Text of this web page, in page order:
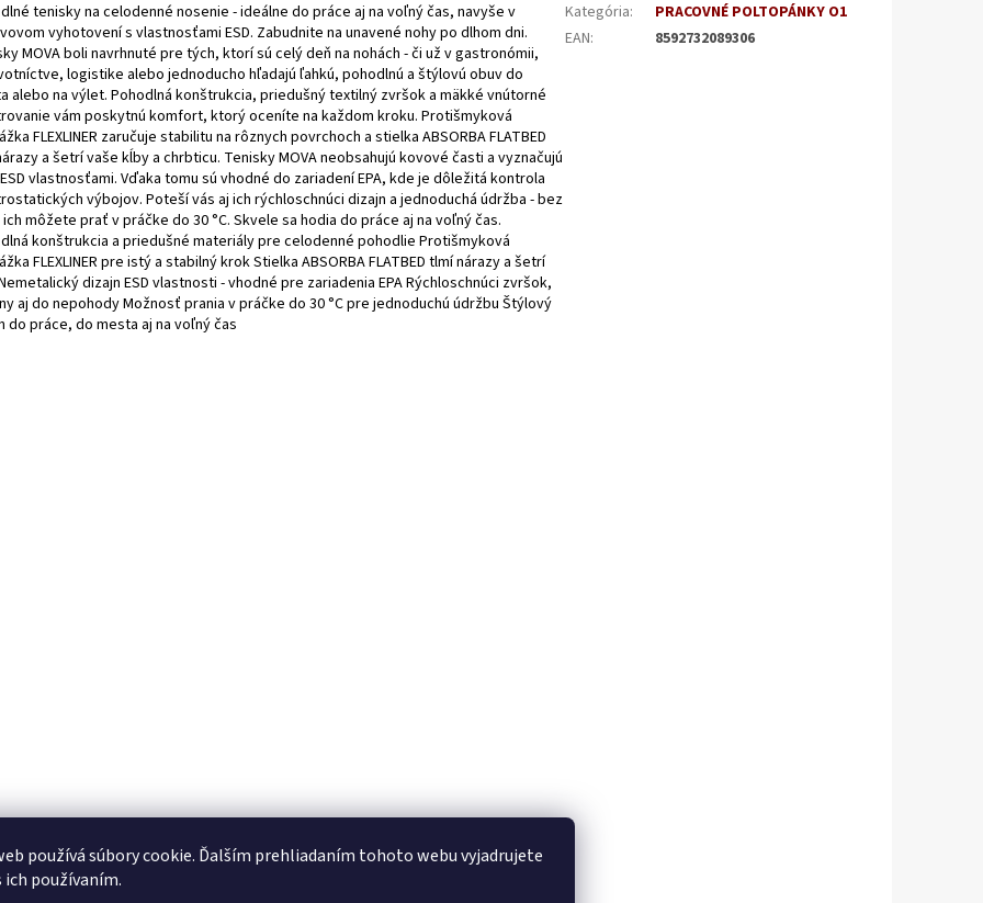
používá súbory cookie. Ďalším prehliadaním tohoto webu vyjadrujete
ich používaním.
tenisky na celodenné nosenie - ideálne do práce aj na voľný čas, navyše v
vyhotovení s vlastnosťami ESD. Zabudnite na unavené nohy po dlhom dni.
MOVA boli navrhnuté pre tých, ktorí sú celý deň na nohách - či už v gastronómii,
logistike alebo jednoducho hľadajú ľahkú, pohodlnú a štýlovú obuv do
alebo na výlet. Pohodlná konštrukcia, priedušný textilný zvršok a mäkké vnútorné
vám poskytnú komfort, ktorý oceníte na každom kroku. Protišmyková
FLEXLINER zaručuje stabilitu na rôznych povrchoch a stielka ABSORBA FLATBED
a šetrí vaše kĺby a chrbticu. Tenisky MOVA neobsahujú kovové časti a vyznačujú
vlastnosťami. Vďaka tomu sú vhodné do zariadení EPA, kde je dôležitá kontrola
výbojov. Poteší vás aj ich rýchloschnúci dizajn a jednoduchá údržba - bez
môžete prať v práčke do 30 °C. Skvele sa hodia do práce aj na voľný čas.
konštrukcia a priedušné materiály pre celodenné pohodlie Protišmyková
FLEXLINER pre istý a stabilný krok Stielka ABSORBA FLATBED tlmí nárazy a šetrí
dizajn ESD vlastnosti - vhodné pre zariadenia EPA Rýchloschnúci zvršok,
aj do nepohody Možnosť prania v práčke do 30 °C pre jednoduchú údržbu Štýlový
do práce, do mesta aj na voľný čas
Kategória:
PRACOVNÉ POLTOPÁNKY O1
EAN: 8592732089306